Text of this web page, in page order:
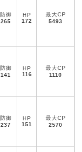
防御
265
HP
172
最大CP
5493
防御
141
HP
116
最大CP
1110
防御
237
HP
151
最大CP
2570